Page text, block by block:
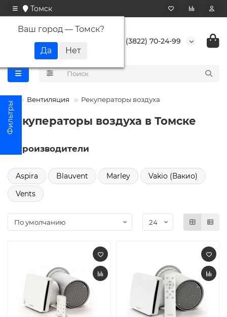
Томск
Ваш город — Томск?
+7 (3822) 70-24-99
Вентиляция Рекуператоры воздуха
Рекуператоры воздуха в Томске
Производители
Aspira Blauvent Marley
Vakio (Вакио)
Vents